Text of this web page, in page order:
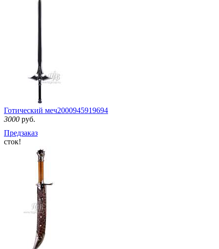
Готический меч2000945919694
3000 руб.
Предзаказ
сток!